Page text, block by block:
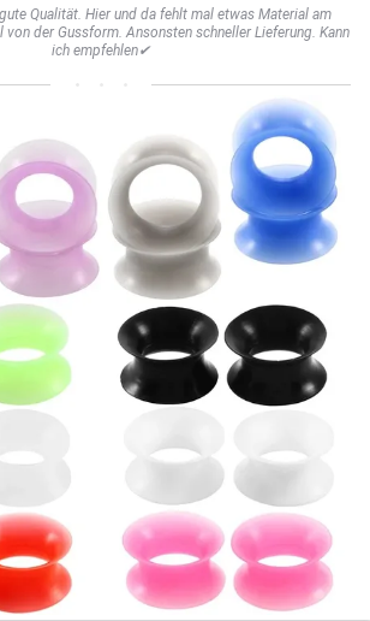
Qualität. Hier und da fehlt mal etwas Material am
der Gussform. Ansonsten schneller Lieferung. Kann
ich empfehlen✔